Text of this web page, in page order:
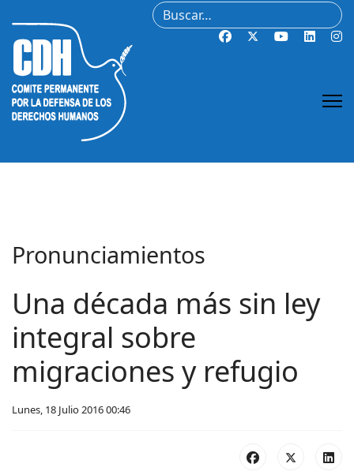
Buscar
Pronunciamientos
Una década más sin ley
integral sobre
migraciones y refugio
Lunes, 18 Julio 2016 00:46